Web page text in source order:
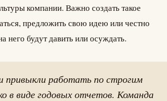
компании. Важно создать такое
предложить свою идею или честно
него будут давить или осуждать.
привыкли работать по строгим
в виде годовых отчетов. Команда